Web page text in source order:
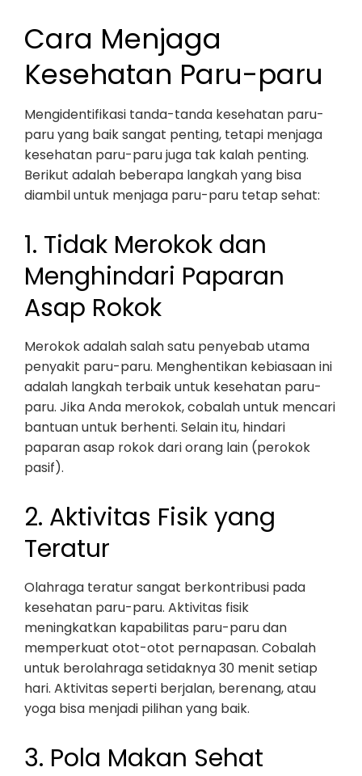
Cara Menjaga
Kesehatan Paru-paru
Mengidentifikasi tanda-tanda kesehatan paru-
paru yang baik sangat penting, tetapi menjaga
kesehatan paru-paru juga tak kalah penting.
Berikut adalah beberapa langkah yang bisa
diambil untuk menjaga paru-paru tetap sehat:
1. Tidak Merokok dan
Menghindari Paparan
Asap Rokok
Merokok adalah salah satu penyebab utama
penyakit paru-paru. Menghentikan kebiasaan ini
adalah langkah terbaik untuk kesehatan paru-
paru. Jika Anda merokok, cobalah untuk mencari
bantuan untuk berhenti. Selain itu, hindari
paparan asap rokok dari orang lain (perokok
pasif).
2. Aktivitas Fisik yang
Teratur
Olahraga teratur sangat berkontribusi pada
kesehatan paru-paru. Aktivitas fisik
meningkatkan kapabilitas paru-paru dan
memperkuat otot-otot pernapasan. Cobalah
untuk berolahraga setidaknya 30 menit setiap
hari. Aktivitas seperti berjalan, berenang, atau
yoga bisa menjadi pilihan yang baik.
3. Pola Makan Sehat